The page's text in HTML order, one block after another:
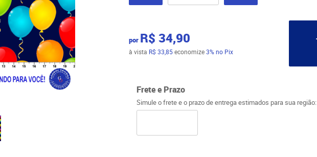
por R$ 34,90
à vista R$ 33,85economize3% no Pix
Frete e Prazo
Simule o frete e o prazo de entrega estimados para sua região: